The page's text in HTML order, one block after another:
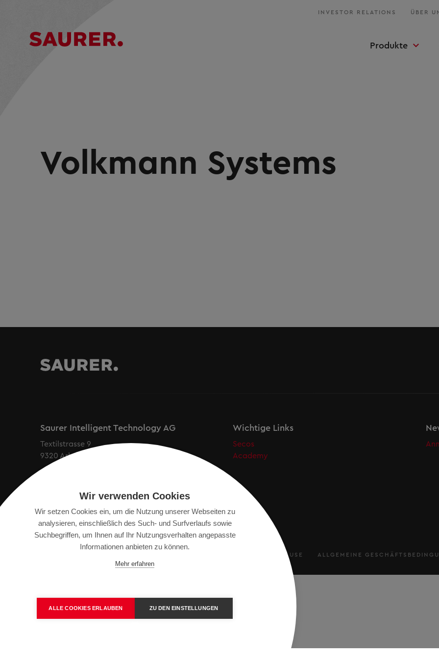
INVESTOR RELATIONS ÜBER
Produkte
Volkmann Systems
Saurer Intelligent Technology AG
Textilstrasse 9
9320 Arbon, Schweiz
Wichtige Links
Secos
Academy
TERMS OF USE ALLGEMEINE
Wir verwenden Cookies
Wir setzen Cookies ein, um die Nutzung unserer Webseiten zu
analysieren, einschließlich des Such- und Surfverlaufs sowie
Suchbegriffen, um Ihnen auf Ihr Nutzungsverhalten angepasste
Informationen anbieten zu können.
Mehr erfahren
ALLE COOKIES ERLAUBEN ZU DEN EINSTELLUNGEN